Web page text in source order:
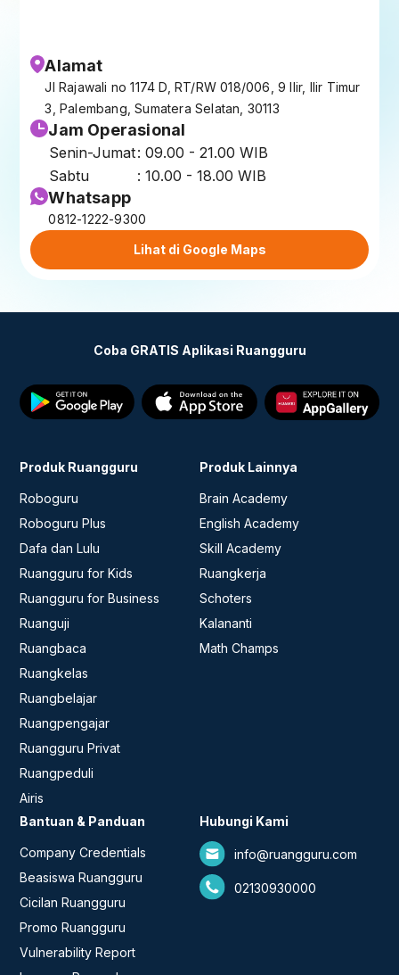
Alamat
Jl Rajawali no 1174 D, RT/RW 018/006, 9 Ilir, Ilir Timur
3, Palembang, Sumatera Selatan, 30113
Jam Operasional
Senin-Jumat: 09.00 - 21.00 WIB
Sabtu
: 10.00 - 18.00 WIB
Whatsapp
0812-1222-9300
Lihat di Google Maps
Coba GRATIS Aplikasi Ruangguru
Produk Ruangguru
Roboguru
Roboguru Plus
Dafa dan Lulu
Ruangguru for Kids
Ruangguru for Business
Ruanguji
Ruangbaca
Ruangkelas
Ruangbelajar
Ruangpengajar
Ruangguru Privat
Ruangpeduli
Airis
Produk Lainnya
Brain Academy
English Academy
Skill Academy
Ruangkerja
Schoters
Kalananti
Math Champs
Bantuan & Panduan
Company Credentials
Beasiswa Ruangguru
Cicilan Ruangguru
Promo Ruangguru
Vulnerability Report
Hubungi Kami
info@ruangguru.com
02130930000